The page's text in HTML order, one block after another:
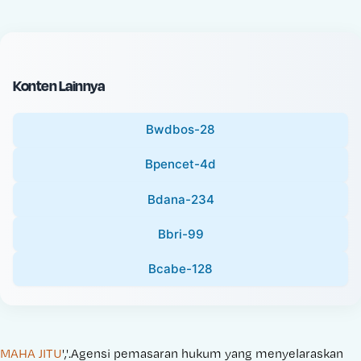
c
e
Konten Lainnya
Bwdbos-28
Bpencet-4d
Bdana-234
Bbri-99
Bcabe-128
MAHA JITU','.Agensi pemasaran hukum yang menyelaraskan